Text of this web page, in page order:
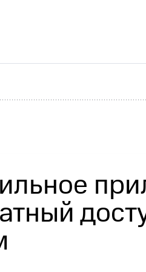
Контакты
капиталКонтроль и аудит